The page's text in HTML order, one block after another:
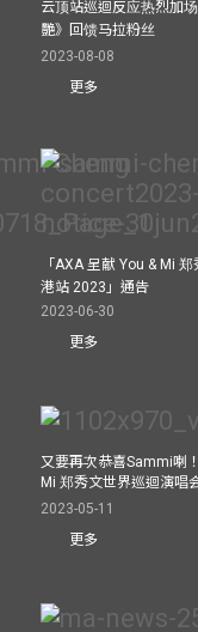
云顶站巡迴反应热烈加
艷》回馈马拉粉丝
2023-08-08
更多
「AXA 呈献 You & Mi
港站 2023」通告
2023-06-30
更多
又要再次恭喜Sammi喇
Mi 郑秀文世界巡迴演唱
2023-05-11
更多